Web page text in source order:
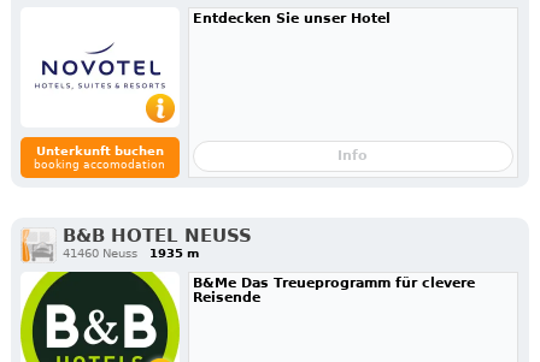
Unterkunft buchen
booking accomodation
Entdecken Sie unser Hotel
Info
B&B HOTEL NEUSS
41460 Neuss 1935 m
B&Me Das Treueprogramm für clevere
Reisende